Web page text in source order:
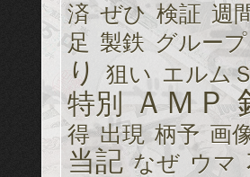
済 ぜひ 検証 週
足 製鉄 グループ
り 狙い エルム
特別 ＡＭＰ
得 出現 柄予 画
当記 なぜ ウマ